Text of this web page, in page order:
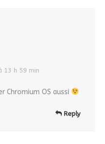
13 h 59 min
Chromium OS aussi
Reply